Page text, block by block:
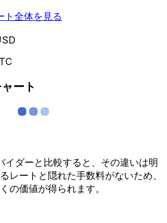
ト全体を見る
ート
イダーと比較すると、その違いは明
レートと隠れた手数料がないため、
の価値が得られます。